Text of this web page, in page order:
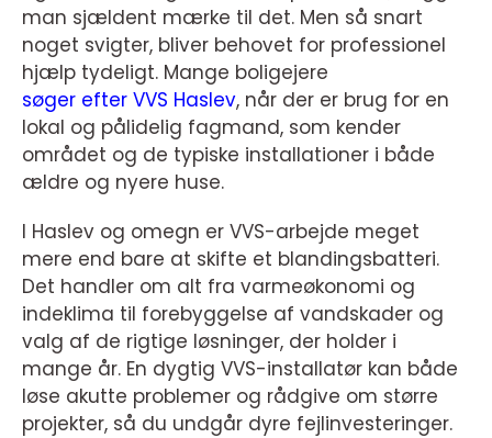
man sjældent mærke til det. Men så snart
noget svigter, bliver behovet for professionel
hjælp tydeligt. Mange boligejere
søger efter VVS Haslev, når der er brug for en
lokal og pålidelig fagmand, som kender
området og de typiske installationer i både
ældre og nyere huse.
I Haslev og omegn er VVS-arbejde meget
mere end bare at skifte et blandingsbatteri.
Det handler om alt fra varmeøkonomi og
indeklima til forebyggelse af vandskader og
valg af de rigtige løsninger, der holder i
mange år. En dygtig VVS-installatør kan både
løse akutte problemer og rådgive om større
projekter, så du undgår dyre fejlinvesteringer.